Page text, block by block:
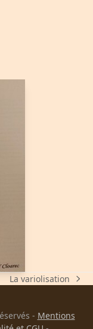
next
La variolisation
- Mentions